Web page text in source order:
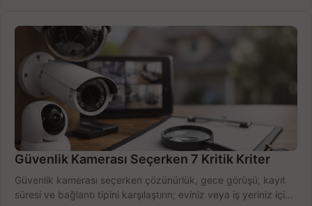
Güvenlik Kamerası Seçerken 7 Kritik Kriter
Güvenlik kamerası seçerken çözünürlük, gece görüşü, kayıt
süresi ve bağlantı tipini karşılaştırın; eviniz veya iş yeriniz için